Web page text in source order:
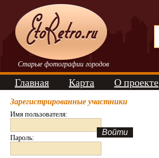
Старые фотографии городов
Главная Карта О проекте
Зарегистрированные участники
Имя пользователя:
Пароль: